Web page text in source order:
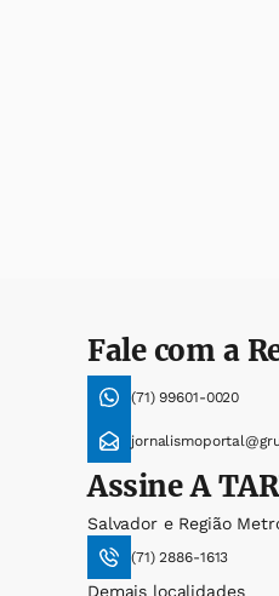
Fale com a
(71) 99601-0020
AssineA
Salvador e Região
(71) 2886-1613
Demais localidades